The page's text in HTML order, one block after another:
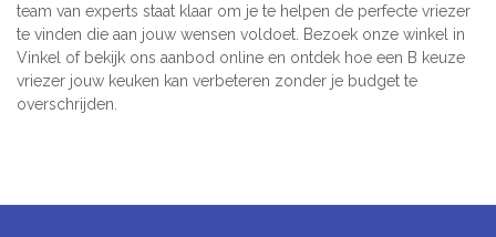
team van experts staat klaar om je te helpen de perfecte vriezer
te vinden die aan jouw wensen voldoet. Bezoek onze winkel in
Vinkel of bekijk ons aanbod online en ontdek hoe een B keuze
vriezer jouw keuken kan verbeteren zonder je budget te
overschrijden.